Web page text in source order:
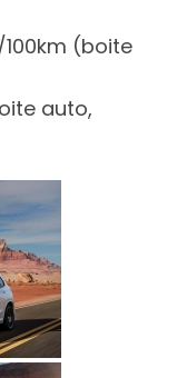
(boite
auto,